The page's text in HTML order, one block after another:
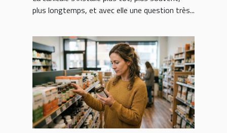
plus longtemps, et avec elle une question très...